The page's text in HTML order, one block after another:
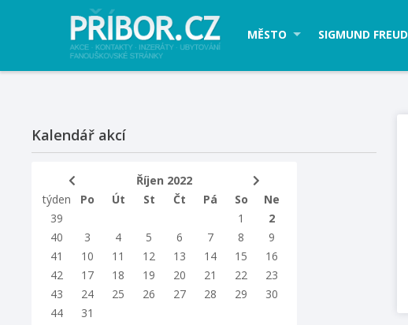
MĚSTO SIGMUND FREUD
Kalendář akcí
Říjen 2022
týden
Po Út St Čt Pá So
Ne
39
1
2
40
3 4 5 6 7 8
9
41
10 11 12 13 14 15
16
42
17 18 19 20 21 22
23
43
24 25 26 27 28 29
30
44
31